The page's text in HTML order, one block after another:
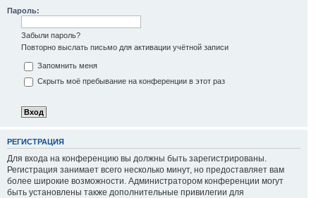
Пароль:
Забыли пароль?
Повторно выслать письмо для активации учётной записи
Запомнить меня
Скрыть моё пребывание на конференции в этот раз
РЕГИСТРАЦИЯ
Для входа на конференцию вы должны быть зарегистрированы.
Регистрация занимает всего несколько минут, но предоставляет вам
более широкие возможности. Администратором конференции могут
быть установлены также дополнительные привилегии для